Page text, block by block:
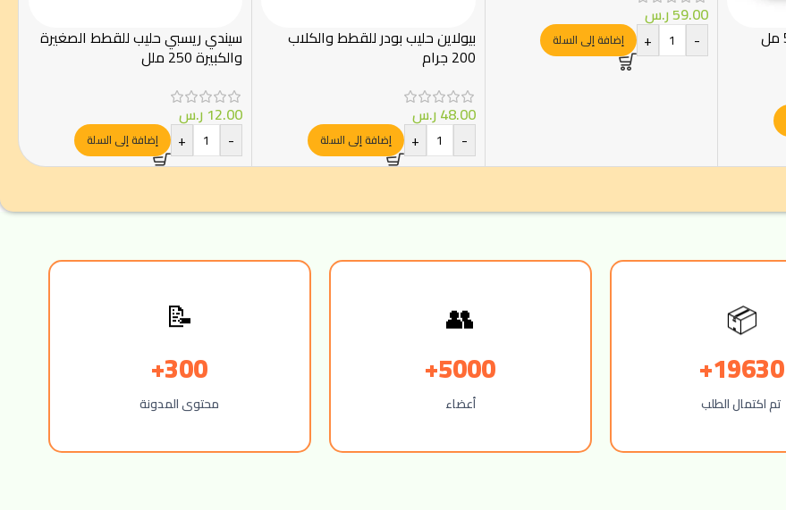
59.00ر.س
-
+ إضافة إلى السلة بيولاين حليب بودر للقطط والكلاب
200 جرام
48.00ر.س
-
+ إضافة إلى السلة
سيندي ريسبي حليب للقطط الصغيرة
والكبيرة 250 ملل
12.00 ر.س
-
+ إضافة إلى السلة
📦
19630+
تم اكتمال الطلب
👥
5000+
أعضاء
📝
300+
محتوى المدونة